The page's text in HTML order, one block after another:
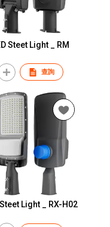
Steet Light _ RM
查詢
Steet Light _ RX-H02